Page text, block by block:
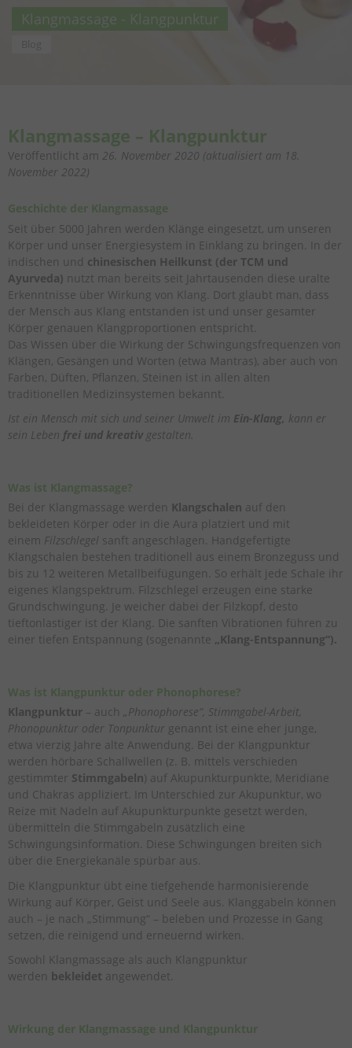
Klangmassage - Klangpunktur
Klangmassage – Klangpunktur
Veröffentlicht am 26. November 2020 (aktualisiert am 18.
November 2022)
Geschichte der Klangmassage
Seit über 5000 Jahren werden Klänge eingesetzt, um unseren
Körper und unser Energiesystem in Einklang zu bringen. In der
indischen und chinesischen Heilkunst (der TCM und
Ayurveda) nutzt man bereits seit Jahrtausenden diese uralte
Erkenntnisse über Wirkung von Klang. Dort glaubt man, dass
der Mensch aus Klang entstanden ist und unser gesamter
Körper genauen Klangproportionen entspricht.
Das Wissen über die Wirkung der Schwingungsfrequenzen von
Klängen, Gesängen und Worten (etwa Mantras), aber auch von
Farben, Düften, Pflanzen, Steinen ist in allen alten
traditionellen Medizinsystemen bekannt.
Ist ein Mensch mit sich und seiner Umwelt im Ein-Klang, kann er
sein Leben frei und kreativ gestalten.
Was ist Klangmassage?
Bei der Klangmassage werden Klangschalen auf den
bekleideten Körper oder in die Aura platziert und mit
einem Filzschlegel sanft angeschlagen. Handgefertigte
Klangschalen bestehen traditionell aus einem Bronzeguss und
bis zu 12 weiteren Metallbeifügungen. So erhält jede Schale ihr
eigenes Klangspektrum. Filzschlegel erzeugen eine starke
Grundschwingung. Je weicher dabei der Filzkopf, desto
tieftonlastiger ist der Klang. Die sanften Vibrationen führen zu
einer tiefen Entspannung (sogenannte „Klang-Entspannung“).
Was ist Klangpunktur oder Phonophorese?
Klangpunktur – auch „Phonophorese“, Stimmgabel-Arbeit,
Phonopunktur oder Tonpunktur genannt ist eine eher junge,
etwa vierzig Jahre alte Anwendung. Bei der Klangpunktur
werden hörbare Schallwellen (z. B. mittels verschieden
gestimmter Stimmgabeln) auf Akupunkturpunkte, Meridiane
und Chakras appliziert. Im Unterschied zur Akupunktur, wo
Reize mit Nadeln auf Akupunkturpunkte gesetzt werden,
übermitteln die Stimmgabeln zusätzlich eine
Schwingungsinformation. Diese Schwingungen breiten sich
über die Energiekanäle spürbar aus.
Die Klangpunktur übt eine tiefgehende harmonisierende
Wirkung auf Körper, Geist und Seele aus. Klanggabeln können
auch – je nach „Stimmung“ – beleben und Prozesse in Gang
setzen, die reinigend und erneuernd wirken.
Sowohl Klangmassage als auch Klangpunktur
werden bekleidet angewendet.
Wirkung der Klangmassage und Klangpunktur